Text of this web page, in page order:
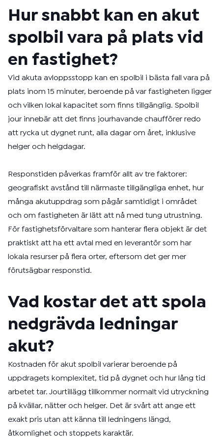
Hur snabbt kan en akut
spolbil vara på plats vid
en fastighet?
Vid akuta avloppsstopp kan en spolbil i bästa fall vara på
plats inom 15 minuter, beroende på var fastigheten ligger
och vilken lokal kapacitet som finns tillgänglig. Spolbil
jour innebär att det finns jourhavande chaufförer redo
att rycka ut dygnet runt, alla dagar om året, inklusive
helger och helgdagar.
Responstiden påverkas framför allt av tre faktorer:
geografiskt avstånd till närmaste tillgängliga enhet, hur
många akutuppdrag som pågår samtidigt i området
och om fastigheten är lätt att nå med tung utrustning.
För fastighetsförvaltare som hanterar flera objekt är det
praktiskt att ha ett avtal med en leverantör som har
lokala resurser på flera orter, eftersom det ger mer
förutsägbar responstid.
Vad kostar det att spola
nedgrävda ledningar
akut?
Kostnaden för akut spolbil varierar beroende på
uppdragets komplexitet, tid på dygnet och hur lång tid
arbetet tar. Jourtillägg tillkommer normalt vid utryckning
på kvällar, nätter och helger. Det är svårt att ange ett
exakt pris utan att känna till ledningens längd,
åtkomlighet och stoppets karaktär.